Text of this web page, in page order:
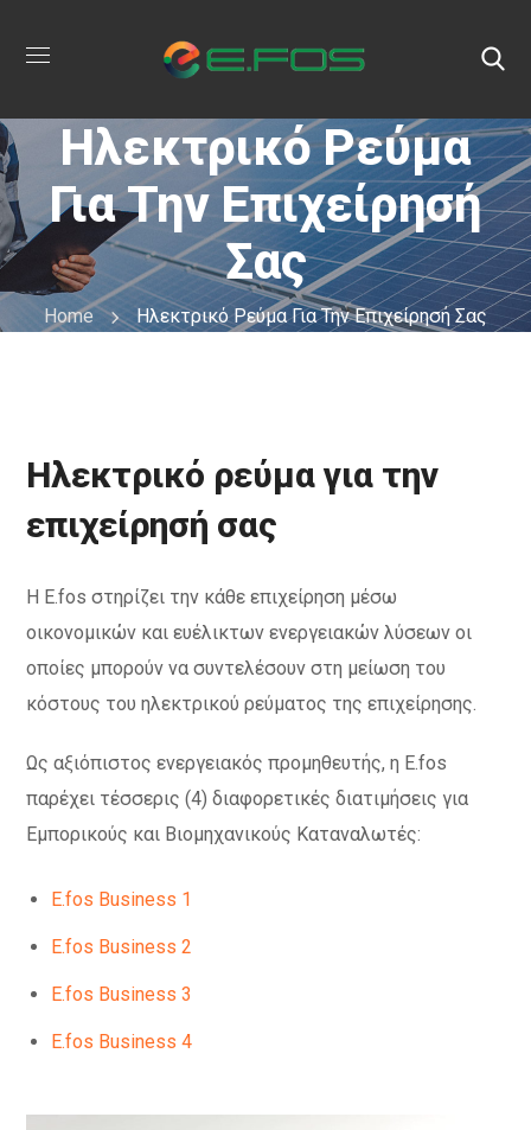
Ηλεκτρικό Ρεύμα
Για Την Επιχείρησή
Σας
Home Ηλεκτρικό Ρεύμα Για Την Επιχείρησή Σας
Ηλεκτρικό ρεύμα για την
επιχείρησή σας
Η E.fosστηρίζει την κάθε επιχείρηση μέσω
οικονομικών και ευέλικτων ενεργειακών λύσεων οι
οποίες μπορούν να συντελέσουν στη μείωση του
κόστους του ηλεκτρικού ρεύματος της επιχείρησης.
Ως αξιόπιστος ενεργειακός προμηθευτής,η E.fos
παρέχει τέσσερις (4)διαφορετικές διατιμήσεις για
Εμπορικούς και Βιομηχανικούς Καταναλωτές:
E.fos Business 1
E.fos Business 2
E.fos Business 3
E.fos Business 4